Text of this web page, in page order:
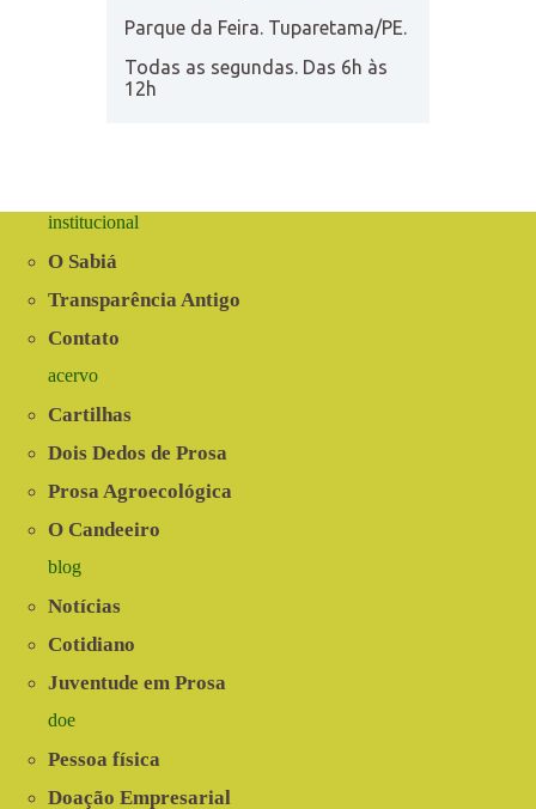
Parque da Feira. Tuparetama/PE.
Todas as segundas. Das 6h às
12h
institucional
O Sabiá
Transparência Antigo
Contato
acervo
Cartilhas
Dois Dedos de Prosa
Prosa Agroecológica
O Candeeiro
blog
Notícias
Cotidiano
Juventude em Prosa
doe
Pessoa física
Doação Empresarial